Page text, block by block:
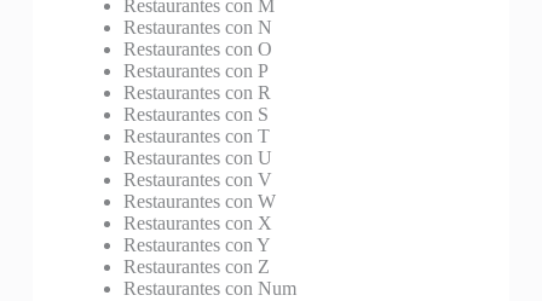
Restaurantes con M
Restaurantes con N
Restaurantes con O
Restaurantes con P
Restaurantes con R
Restaurantes con S
Restaurantes con T
Restaurantes con U
Restaurantes con V
Restaurantes con W
Restaurantes con X
Restaurantes con Y
Restaurantes con Z
Restaurantes con Num